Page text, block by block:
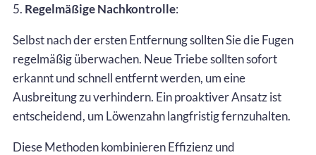
5. Regelmäßige Nachkontrolle:
Selbst nach der ersten Entfernung sollten Sie die Fugen
regelmäßig überwachen. Neue Triebe sollten sofort
erkannt und schnell entfernt werden, um eine
Ausbreitung zu verhindern. Ein proaktiver Ansatz ist
entscheidend, um Löwenzahn langfristig fernzuhalten.
Diese Methoden kombinieren Effizienz und